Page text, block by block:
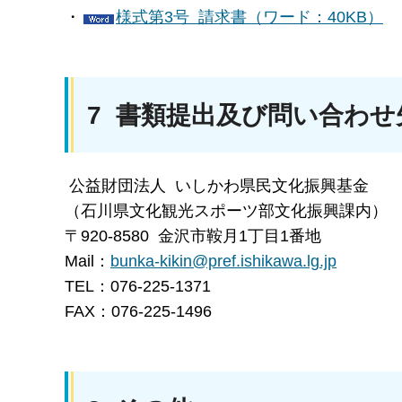
・ 様式第3号 請求書（ワード：40KB）
7 書類提出及び問い合わせ
公益財団法人 いしかわ県民文化振興基金
（石川県文化観光スポーツ部文化振興課内）
〒920-8580 金沢市鞍月1丁目1番地
Mail： bunka-kikin@pref.ishikawa.lg.jp
TEL：076-225-1371
FAX：076-225-1496